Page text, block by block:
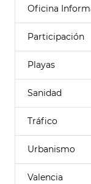
Oficina
Participación
Playas
Sanidad
Tráfico
Urbanismo
Valencia